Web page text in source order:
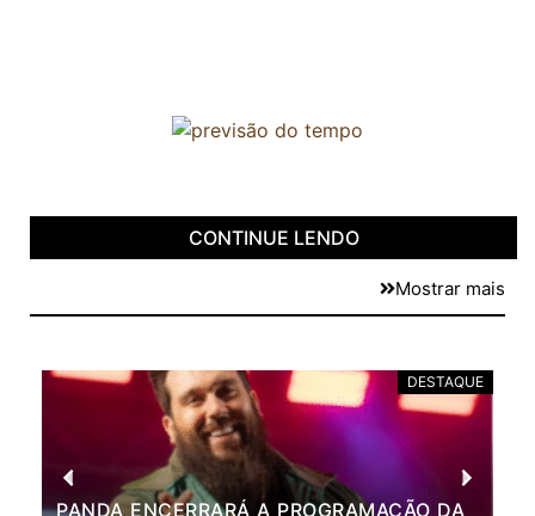
CONTINUE LENDO
Mostrar mais
DESTAQUE
PANDA ENCERRARÁ A PROGRAMAÇÃO DA